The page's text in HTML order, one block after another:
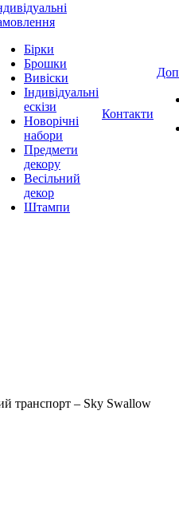
Бірки
Брошки
Вивіски
Індивідуальні
ескізи
Новорічні
набори
Предмети
декору
Весільний
декор
Штампи
Контакти
транспорт – Sky Swallow